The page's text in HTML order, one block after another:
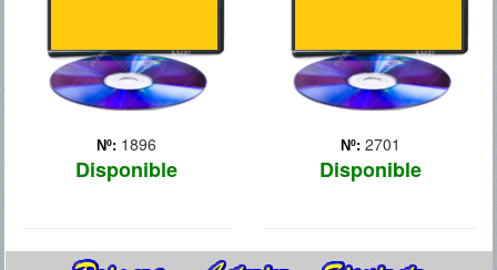
Nº: 1896
Disponible
Nº: 2701
Disponible